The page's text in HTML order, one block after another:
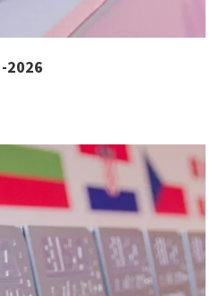
2026